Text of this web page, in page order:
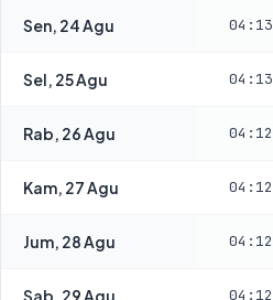
Sen, 24 Agu 04:13
Sel, 25 Agu 04:13
Rab, 26 Agu 04:12
Kam, 27 Agu 04:12
Jum, 28 Agu 04:12
Sab, 29 Agu 04:12